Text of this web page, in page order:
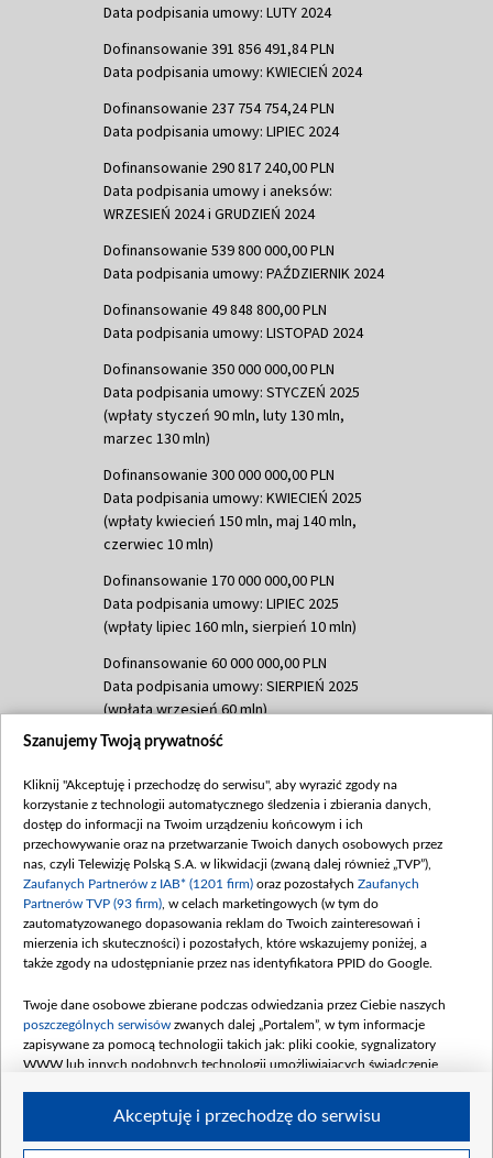
Data podpisania umowy: LUTY 2024
Dofinansowanie 391 856 491,84 PLN
Data podpisania umowy: KWIECIEŃ 2024
Dofinansowanie 237 754 754,24 PLN
Data podpisania umowy: LIPIEC 2024
Dofinansowanie 290 817 240,00 PLN
Data podpisania umowy i aneksów:
WRZESIEŃ 2024 i GRUDZIEŃ 2024
Dofinansowanie 539 800 000,00 PLN
Data podpisania umowy: PAŹDZIERNIK 2024
Dofinansowanie 49 848 800,00 PLN
Data podpisania umowy: LISTOPAD 2024
Dofinansowanie 350 000 000,00 PLN
Data podpisania umowy: STYCZEŃ 2025
(wpłaty styczeń 90 mln, luty 130 mln,
marzec 130 mln)
Dofinansowanie 300 000 000,00 PLN
Data podpisania umowy: KWIECIEŃ 2025
(wpłaty kwiecień 150 mln, maj 140 mln,
czerwiec 10 mln)
Dofinansowanie 170 000 000,00 PLN
Data podpisania umowy: LIPIEC 2025
(wpłaty lipiec 160 mln, sierpień 10 mln)
Dofinansowanie 60 000 000,00 PLN
Data podpisania umowy: SIERPIEŃ 2025
(wpłata wrzesień 60 mln)
Dofinansowanie 635 783 051,21 PLN
(wpłata wrzesień 100 mln, październik 350
mln, listopad 265 mln)
Dofinansowanie 48 862 000,00 PLN
Data podpisania umowy: GRUDZIEŃ 2025
(wpłata grudzień 60,548 mln)
Dofinansowanie 900 000 000,00 PLN
Data podpisania umowy: LUTY 2026 (wpłata
kwiecień 180 mln, 7 maja 180 mln, 8
czerwca 90 mln)
Dofinansowanie 250 000 000,00 PLN
4 sierpnia 250 mln
Szanujemy Twoją prywatność
Kliknij "Akceptuję i przechodzę do serwisu", aby wyrazić zgody na
korzystanie z technologii automatycznego śledzenia i zbierania danych,
dostęp do informacji na Twoim urządzeniu końcowym i ich
przechowywanie oraz na przetwarzanie Twoich danych osobowych przez
nas, czyli Telewizję Polską S.A. w likwidacji (zwaną dalej również „TVP”),
Zaufanych Partnerów z IAB* (1201 firm) oraz pozostałych Zaufanych
Partnerów TVP (93 firm) , w celach marketingowych (w tym do
zautomatyzowanego dopasowania reklam do Twoich zainteresowań i
mierzenia ich skuteczności) i pozostałych, które wskazujemy poniżej, a
także zgody na udostępnianie przez nas identyfikatora PPID do Google.
Twoje dane osobowe zbierane podczas odwiedzania przez Ciebie naszych
poszczególnych serwisów zwanych dalej „Portalem”, w tym informacje
zapisywane za pomocą technologii takich jak: pliki cookie, sygnalizatory
WWW lub innych podobnych technologii umożliwiających świadczenie
Akceptuję i przechodzę do serwisu